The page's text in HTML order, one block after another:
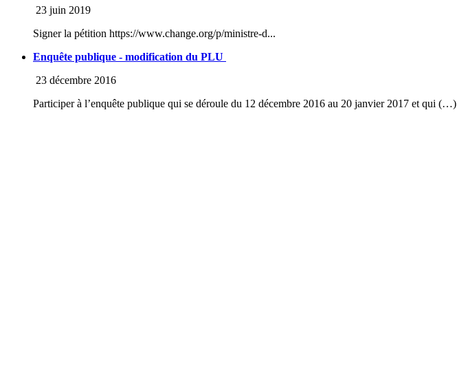
23 juin 2019
Signer la pétition https://www.change.org/p/ministre-d...
Enquête publique - modification du PLU
23 décembre 2016
Participer à l’enquête publique qui se déroule du 12 décembre 2016 au 20 janvier 2017 et qui (…)